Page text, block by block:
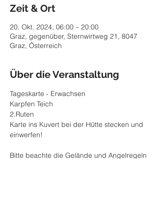
Zeit & Ort
20. Okt. 2024, 06:00 – 20:00
Graz, gegenüber, Sternwirtweg 21, 8047
Graz, Österreich
Über die Veranstaltung
Tageskarte - Erwachsen
Karpfen Teich
2.Ruten
Karte ins Kuvert bei der Hütte stecken und
einwerfen!
Bitte beachte die Gelände und Angelregeln